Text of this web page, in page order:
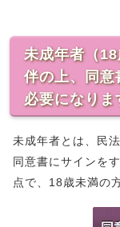
未成年者（
伴の上、同意
必要になりま
未成年者とは、民
同意書にサインを
点で、18歳未満の